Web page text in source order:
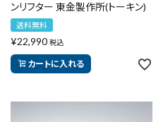
ンリフター 東金製作所(トーキン)
送料無料
¥22,990 税込
カートに入れる